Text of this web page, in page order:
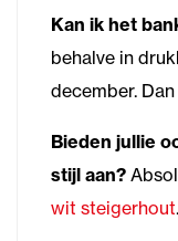
Kan ik het
behalve in
december.
Bieden jullie
stijl aan?
wit steigerhout.